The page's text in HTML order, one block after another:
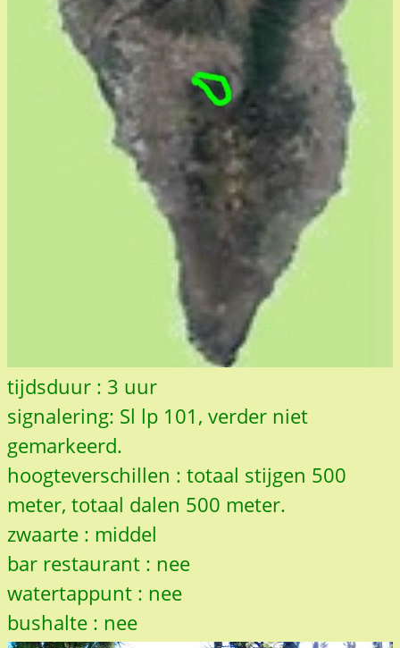
tijdsduur : 3 uur
signalering: Sl lp 101, verder niet
gemarkeerd.
hoogteverschillen : totaal stijgen 500
meter, totaal dalen 500 meter.
zwaarte : middel
bar restaurant : nee
watertappunt : nee
bushalte : nee